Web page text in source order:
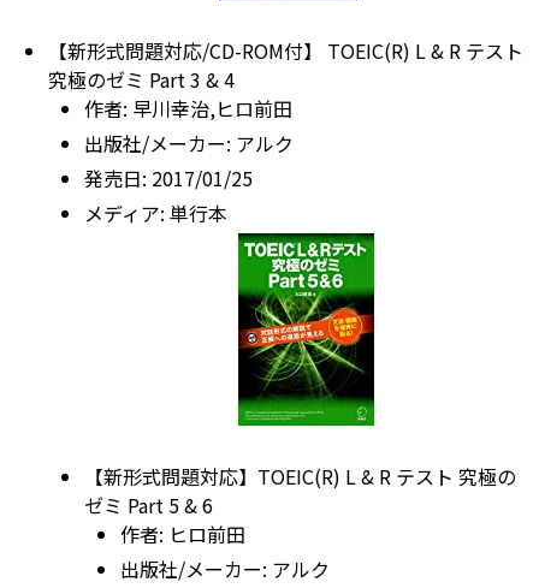
【新形式問題対応/CD-ROM付】 TOEIC(R) L & R テスト
究極のゼミ Part 3 & 4
作者: 早川幸治,ヒロ前田
出版社/メーカー: アルク
発売日: 2017/01/25
メディア: 単行本
【新形式問題対応】TOEIC(R) L & R テスト 究極の
ゼミ Part 5 & 6
作者: ヒロ前田
出版社/メーカー: アルク